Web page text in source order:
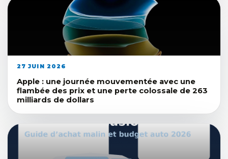
27 JUIN 2026
Apple : une journée mouvementée avec une
flambée des prix et une perte colossale de 263
milliards de dollars